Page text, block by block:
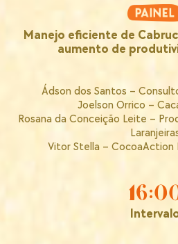
Manejo eficiente de
aumento de
Ádson dos Santos –
Joelson Orrico –
Rosana da Conceição Leite –
Vitor Stella – CocoaAction